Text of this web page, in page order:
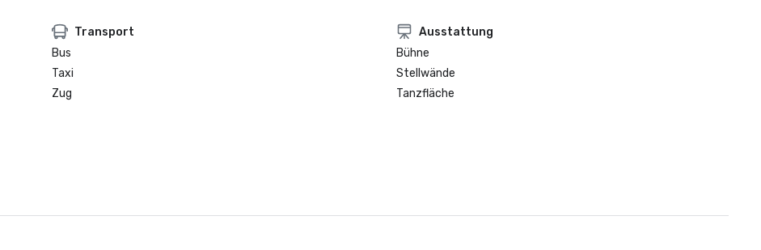
Transport
Bus
Taxi
Zug
Ausstattung
Bühne
Stellwände
Tanzfläche